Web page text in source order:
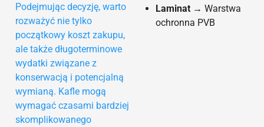
Podejmując decyzję, warto
rozważyć nie tylko
początkowy koszt zakupu,
ale także długoterminowe
wydatki związane z
konserwacją i potencjalną
wymianą. Kafle mogą
wymagać czasami bardziej
skomplikowanego
Laminat → Warstwa
ochronna PVB